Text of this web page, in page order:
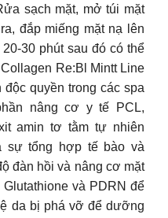
sạch mặt, mở túi mặt
đắp miếng mặt nạ lên
30 phút sau đó có thể
Re:Bl Mintt Line
quyền trong các spa
nâng cơ y tế PCL,
amin tơ tằm tự nhiên
sự tổng hợp tế bào và
đàn hồi và nâng cơ mặt
và PDRN để
da bị phá vỡ để dưỡng